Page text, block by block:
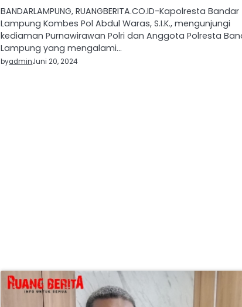
BANDARLAMPUNG, RUANGBERITA.CO.ID-Kapolresta Bandar
Lampung Kombes Pol Abdul Waras, S.I.K., mengunjungi
kediaman Purnawirawan Polri dan Anggota Polresta
Lampung yang mengalami…
byadminJuni 20, 2024